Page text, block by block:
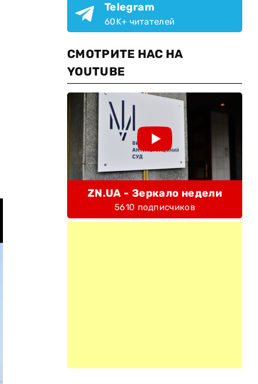
Telegram
60K+ читателей
СМОТРИТЕ НАС НА
YOUTUBE
ZN.UA - Зеркало недели
5610 подписчиков